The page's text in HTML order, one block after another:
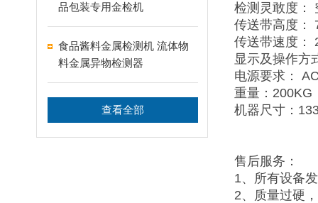
品包装专用金检机
食品酱料金属检测机 流体物
料金属异物检测器
查看全部
检测灵敢度：
传送带高度：
传送带速度：
显示及操作方
电源要求：
重量：200KG
机器尺寸：
售后服务：
1、所有设备
2、质量过硬